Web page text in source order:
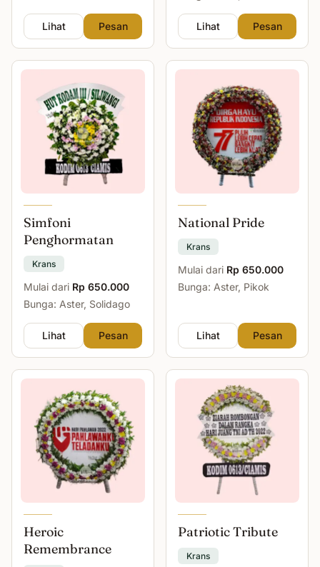
Lihat Pesan Lihat Pesan
Simfoni
Penghormatan
Krans
Mulai dari Rp 650.000
Bunga: Aster, Solidago
Lihat Pesan
National Pride
Krans
Mulai dari Rp 650.000
Bunga: Aster, Pikok
Lihat Pesan
Heroic
Remembrance
Patriotic Tribute
Krans